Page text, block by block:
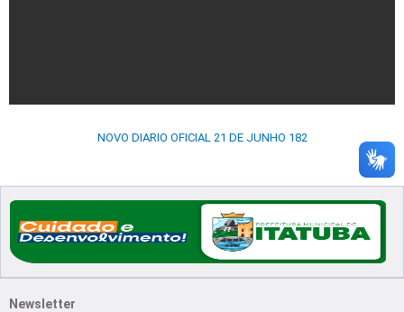
NOVO DIARIO OFICIAL 21 DE JUNHO 182
Newsletter